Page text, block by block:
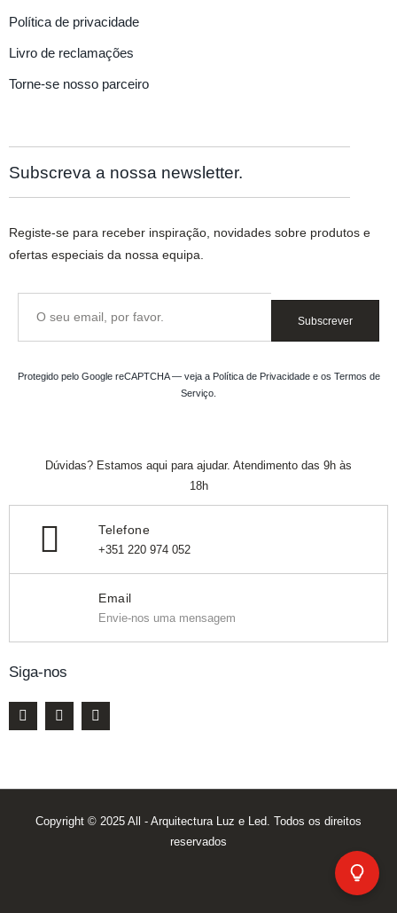
Política de privacidade
Livro de reclamações
Torne-se nosso parceiro
Subscreva a nossa newsletter.
Registe-se para receber inspiração, novidades sobre produtos e
ofertas especiais da nossa equipa.
Subscrever
Protegido pelo Google reCAPTCHA — veja a Política de Privacidadee os Termos de
Serviço
Dúvidas? Estamos aqui para ajudar. Atendimento das 9h às
18h
Telefone
+351 220 974 052
Email
Envie-nos uma mensagem
Siga-nos
Copyright © 2025 All - Arquitectura Luz e Led. Todos os direitos
reservados